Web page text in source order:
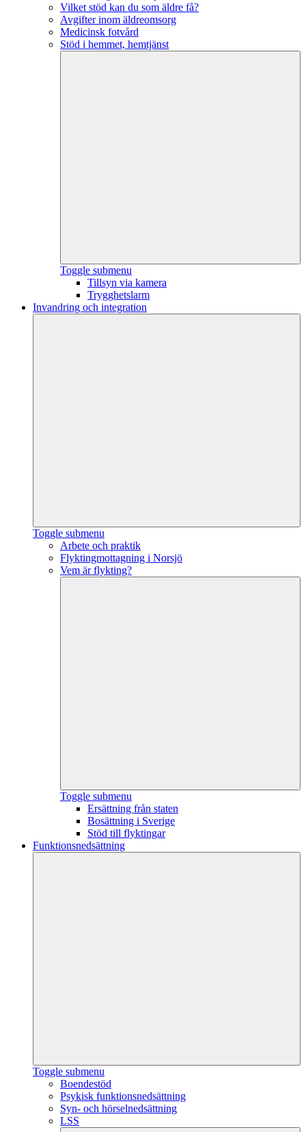
Vilket stöd kan du som äldre få?
Avgifter inom äldreomsorg
Medicinsk fotvård
Stöd i hemmet, hemtjänst
Toggle submenu
Tillsyn via kamera
Trygghetslarm
Invandring och integration
Toggle submenu
Arbete och praktik
Flyktingmottagning i Norsjö
Vem är flykting?
Toggle submenu
Ersättning från staten
Bosättning i Sverige
Stöd till flyktingar
Funktionsnedsättning
Toggle submenu
Boendestöd
Psykisk funktionsnedsättning
Syn- och hörselnedsättning
LSS